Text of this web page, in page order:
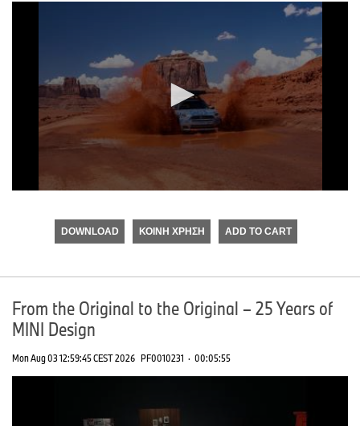
seconds
DOWNLOAD ΚΟΙΝΉ ΧΡΉΣΗ ADD TO CART
From the Original to the Original – 25 Years of
MINI Design
Mon Aug 03 12:59:45 CEST 2026 PF0010231 · 00:05:55